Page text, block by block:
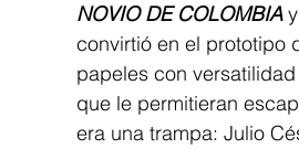
NOVIO DE COLOMBIA
convirtió en el prototipo
papeles con
que le permitieran
era una trampa: Julio